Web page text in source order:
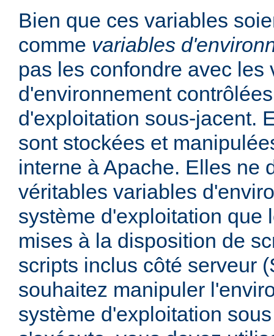
Bien que ces variables
comme variables
pas les confondre avec les
d'environnement
d'exploitation sous-jacent.
sont stockées et
interne à Apache. Elles ne
véritables variables
système d'exploitation que
mises à la disposition de
scripts inclus côté serveur
souhaitez manipuler
système d'exploitation